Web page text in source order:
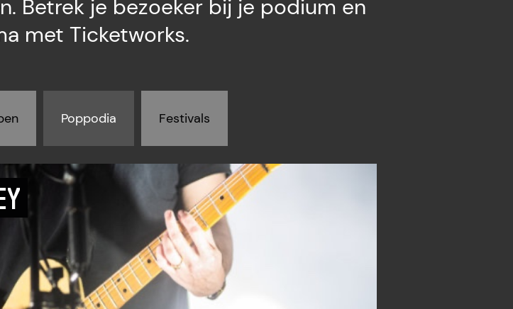
Betrek je bezoeker bij je podium en
met Ticketworks.
Poppodia Festivals